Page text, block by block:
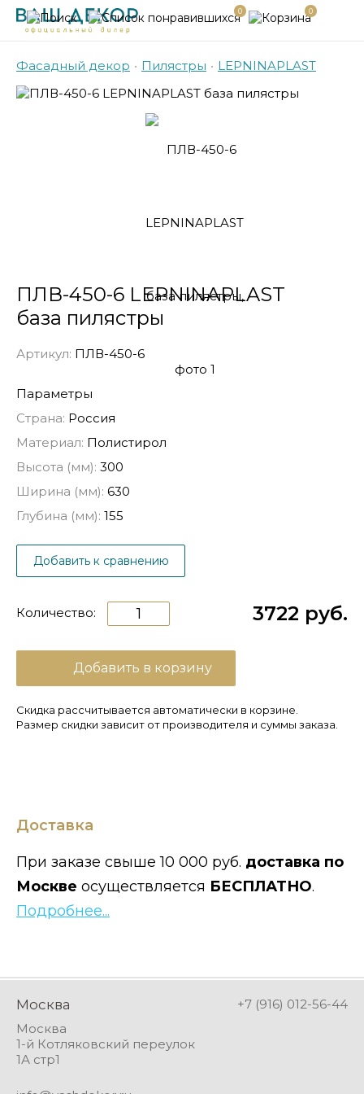
0 0
Фасадный декор • Пилястры • LEPNINAPLAST
ПЛВ-450-6 LEPNINAPLAST
база пилястры
Артикул: ПЛВ-450-6
Параметры
Страна: Россия
Материал: Полистирол
Высота (мм): 300
Ширина (мм): 630
Глубина (мм): 155
Добавить к сравнению
3722 руб.
Количество:
Добавить в корзину
Скидка рассчитывается автоматически в корзине.
Размер скидки зависит от производителя и суммы заказа.
Доставка
При заказе свыше 10 000 руб. доставка по
Москве осуществляется БЕСПЛАТНО.
Подробнее...
Москва
+7 (916) 012-56-44
Москва
1-й Котляковский переулок
1А стр1